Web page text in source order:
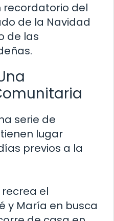
recordatorio del
de la Navidad
de las
serie de
lugar
previos a la
recrea el
y María en busca